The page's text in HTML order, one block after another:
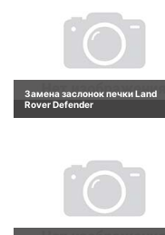
Замена заслонок печки Land
Rover Defender